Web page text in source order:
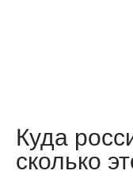
Куда
сколько